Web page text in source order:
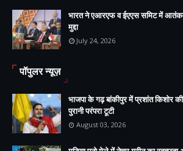
भारत ने एआरएफ व ईएएस समिट में
मुद्दा
July 24, 2026
पॉपुलर न्यूज़
भाजपा के गढ़ बांकीपुर में प्रशांत किशोर
पुरानी परंपरा टूटी
August 03, 2026